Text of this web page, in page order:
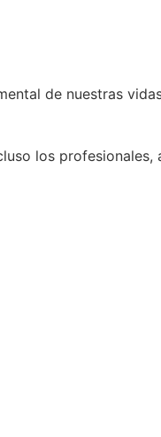
de nuestras
los